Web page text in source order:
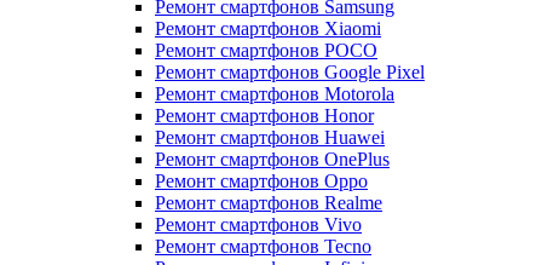
Ремонт смартфонов Samsung
Ремонт смартфонов Xiaomi
Ремонт смартфонов POCO
Ремонт смартфонов Google Pixel
Ремонт смартфонов Motorola
Ремонт смартфонов Honor
Ремонт смартфонов Huawei
Ремонт смартфонов OnePlus
Ремонт смартфонов Oppo
Ремонт смартфонов Realme
Ремонт смартфонов Vivo
Ремонт смартфонов Tecno